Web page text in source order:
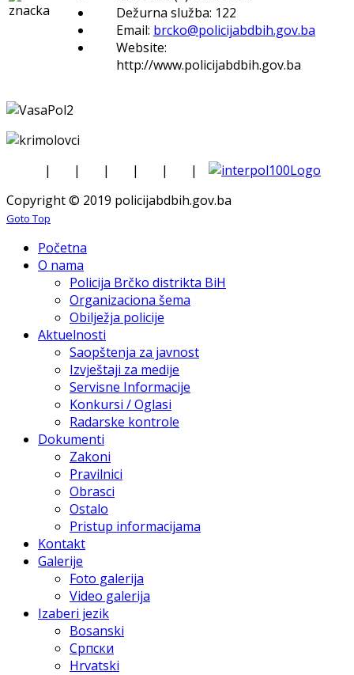
Dežurna služba: 122
Email: brcko@policijabdbih.gov.ba
Website:
http://www.policijabdbih.gov.ba
| | | | |
|
Copyright © 2019 policijabdbih.gov.ba
Goto Top
Početna
O nama
Policija Brčko distrikta BiH
Organizaciona šema
Obilježja policije
Aktuelnosti
Saopštenja za javnost
Izvještaji za medije
Servisne Informacije
Konkursi / Oglasi
Radarske kontrole
Dokumenti
Zakoni
Pravilnici
Obrasci
Ostalo
Pristup informacijama
Kontakt
Galerije
Foto galerija
Video galerija
Izaberi jezik
Bosanski
Српски
Hrvatski